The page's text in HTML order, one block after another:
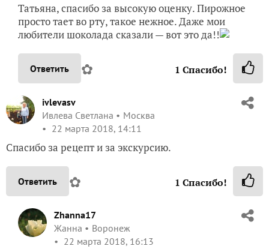
Татьяна, спасибо за высокую оценку. Пирожное
просто тает во рту, такое нежное. Даже мои
любители шоколада сказали — вот это да!!
Ответить ✿ 1 Спасибо!
ivlevasv
Ивлева Светлана
Москва
22 марта 2018, 14:11
Спасибо за рецепт и за экскурсию.
Ответить ✿ 1 Спасибо!
Zhanna17
Жанна
Воронеж
22 марта 2018, 16:13